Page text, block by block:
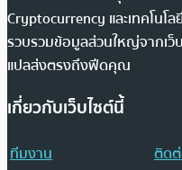
Cryptocurrency และเทคโนโ
รวบรวมข้อมูลส่วนใหญ่จากเว็
แปลส่งตรงถึงฟีดคุณ
เกี่ยวกับเว็บไซต์นี้
ทีมงาน
ติดต่